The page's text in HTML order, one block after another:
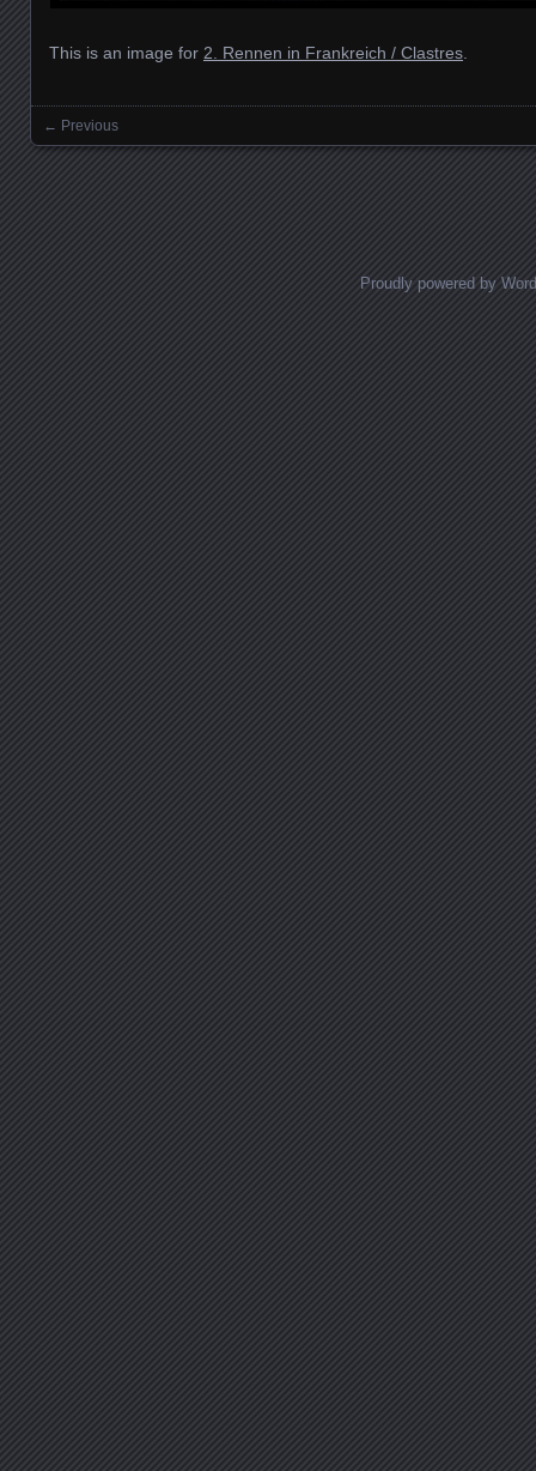
This is an image for 2. Rennen in Frankreich / Clastres
Images navigation
← Previous
Proudly powered by